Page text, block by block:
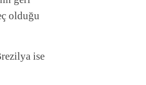
olduğu
ise